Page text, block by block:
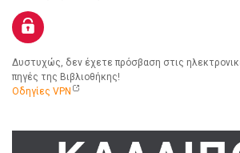
Δυστυχώς, δεν έχετε πρόσβαση στις
πηγές της Βιβλιοθήκης!
Οδηγίες VPN